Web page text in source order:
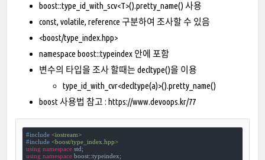
boost::type_id_with_scv<T>().pretty_name() 사용
const, volatile, reference 구분하여 조사할 수 있음
<boost/type_index.hpp>
namespace boost::typeindex 안에 포함
변수의 타입을 조사 할때는 decltype()을 이용
type_id_with_cvr<decltype(a)>().pretty_name()
boost 사용법 참고 : https://www.devoops.kr/77
#include <iostream>
#include <boost/type_index.hpp>
using namespace
using namespace boost::typeindex;